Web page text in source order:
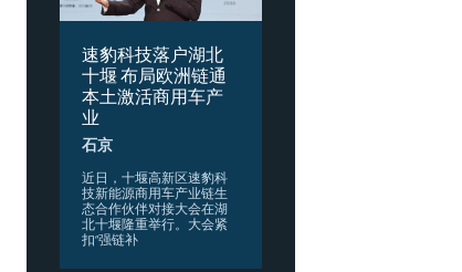
速豹科技落户湖北
十堰 布局欧洲链通
本土激活商用车产
业
石京
​近日，十堰高新区速豹科
技新能源商用车产业链生
态合作伙伴对接大会在湖
北十堰隆重举行。大会紧
扣“强链补